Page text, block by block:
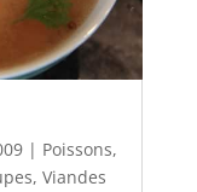
| Poissons,
, Viandes